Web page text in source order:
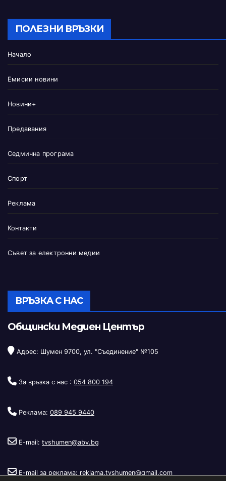
ПОЛЕЗНИ ВРЪЗКИ
Начало
Емисии новини
Новини+
Предавания
Седмична програма
Спорт
Реклама
Контакти
Съвет за електронни медии
ВРЪЗКА С НАС
Общински Медиен Център
Адрес: Шумен 9700, ул. "Съединение" №105
За връзка с нас : 054 800 194
Реклама: 089 945 9440
E-mail: tvshumen@abv.bg
E-mail за реклама: reklama.tvshumen@gmail.com